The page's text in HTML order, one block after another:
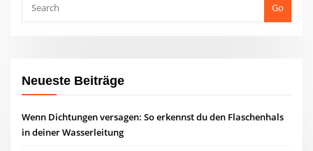
Go
Neueste Beiträge
Wenn Dichtungen versagen: So erkennst du den Flaschenhals
in deiner Wasserleitung